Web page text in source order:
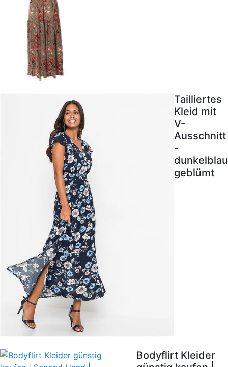
Tailliertes
Kleid mit
V-
Ausschnitt
-
dunkelblau
geblümt
Bodyflirt Kleider